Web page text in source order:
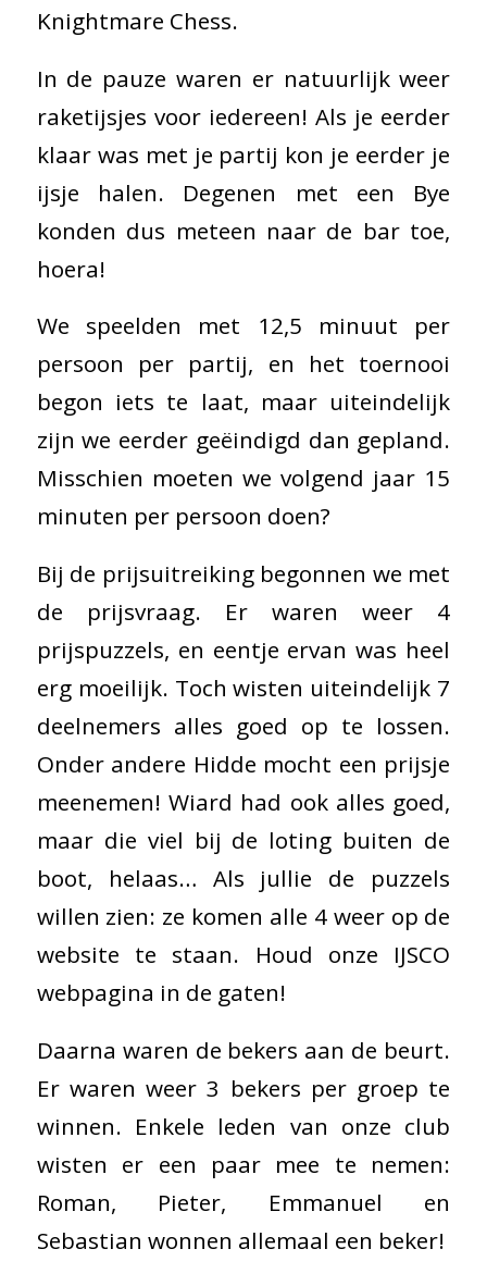
Knightmare Chess.
In de pauze waren er natuurlijk weer
raketijsjes voor iedereen! Als je eerder
klaar was met je partij kon je eerder je
ijsje halen. Degenen met een Bye
konden dus meteen naar de bar toe,
hoera!
We speelden met 12,5 minuut per
persoon per partij, en het toernooi
begon iets te laat, maar uiteindelijk
zijn we eerder geëindigd dan gepland.
Misschien moeten we volgend jaar 15
minuten per persoon doen?
Bij de prijsuitreiking begonnen we met
de prijsvraag. Er waren weer 4
prijspuzzels, en eentje ervan was heel
erg moeilijk. Toch wisten uiteindelijk 7
deelnemers alles goed op te lossen.
Onder andere Hidde mocht een prijsje
meenemen! Wiard had ook alles goed,
maar die viel bij de loting buiten de
boot, helaas… Als jullie de puzzels
willen zien: ze komen alle 4 weer op de
website te staan. Houd onze IJSCO
webpagina in de gaten!
Daarna waren de bekers aan de beurt.
Er waren weer 3 bekers per groep te
winnen. Enkele leden van onze club
wisten er een paar mee te nemen:
Roman, Pieter, Emmanuel en
Sebastian wonnen allemaal een beker!